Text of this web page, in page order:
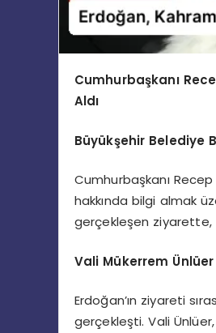
Cumhurbaşkanı
Aldı
Büyükşehir Belediye
Cumhurbaşkanı
hakkında bilgi almak
gerçekleşen ziyarette,
Vali Mükerrem
Erdoğan’ın ziyareti
gerçekleşti. Vali